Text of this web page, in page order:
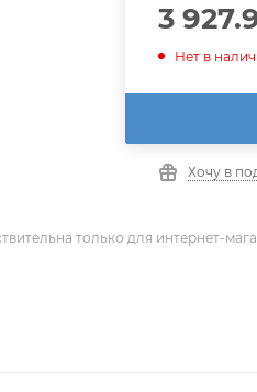
3
Нет в
Хочу в
только для интернет-